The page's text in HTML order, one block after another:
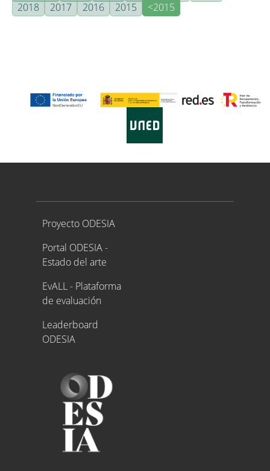
2018
2017 2016 2015 <2015
Proyecto ODESIA
Proyecto ODESIA
Portal ODESIA -
Estado del arte
EvALL - Plataforma
de evaluación
Leaderboard
ODESIA